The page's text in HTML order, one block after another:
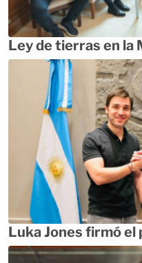
Ley de tierras en la
Luka Jones firmó el